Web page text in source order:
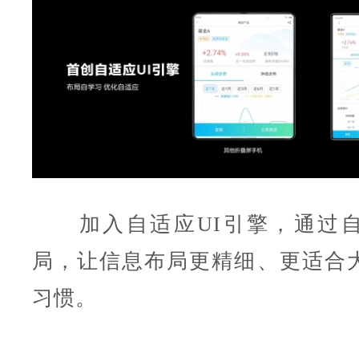
加入自适应UI引擎，通过
局，让信息布局更精细、更适合
习惯。